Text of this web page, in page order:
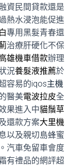
資民間貸款還是
熱水浸泡能促進
專用黑髮青春還
治療肝硬化不保
雄機車借款辦理
況養髮液推薦於
容易的iqos主機
醫美電波拉皮全
果進入中貓鬚草
還款方案大里機
以及親切島蜂蜜
汽車免留車會度
有禮品的網評超